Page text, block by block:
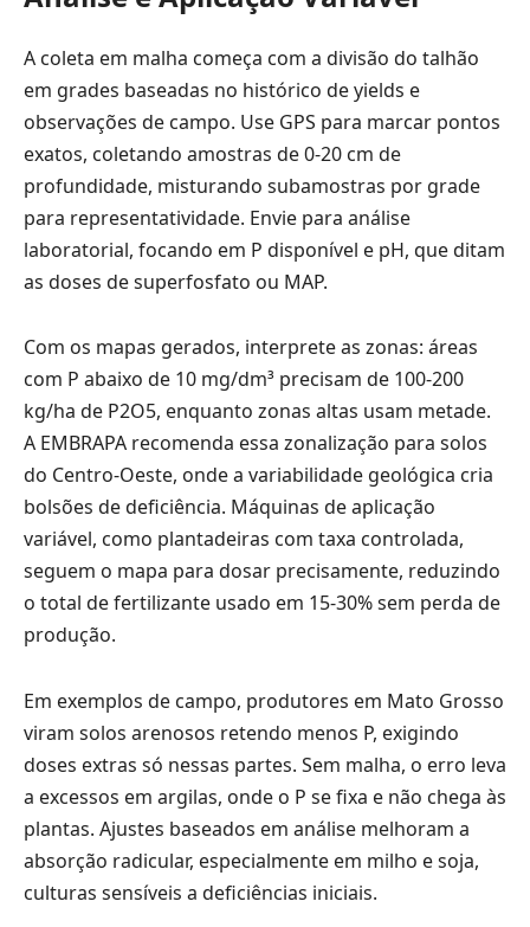
A coleta em malha começa com a divisão do talhão
em grades baseadas no histórico de yields e
observações de campo. Use GPS para marcar pontos
exatos, coletando amostras de 0-20 cm de
profundidade, misturando subamostras por grade
para representatividade. Envie para análise
laboratorial, focando em P disponível e pH, que ditam
as doses de superfosfato ou MAP.
Com os mapas gerados, interprete as zonas: áreas
com P abaixo de 10 mg/dm³ precisam de 100-200
kg/ha de P2O5, enquanto zonas altas usam metade.
A EMBRAPA recomenda essa zonalização para solos
do Centro-Oeste, onde a variabilidade geológica cria
bolsões de deficiência. Máquinas de aplicação
variável, como plantadeiras com taxa controlada,
seguem o mapa para dosar precisamente, reduzindo
o total de fertilizante usado em 15-30% sem perda de
produção.
Em exemplos de campo, produtores em Mato Grosso
viram solos arenosos retendo menos P, exigindo
doses extras só nessas partes. Sem malha, o erro leva
a excessos em argilas, onde o P se fixa e não chega às
plantas. Ajustes baseados em análise melhoram a
absorção radicular, especialmente em milho e soja,
culturas sensíveis a deficiências iniciais.